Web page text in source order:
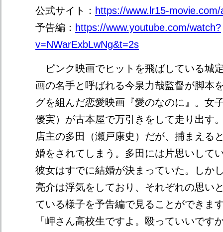
公式サイト： https://www.lr15-
予告編： https://www.youtube.com/watch?
v=NWarExbLwNg&t=2s
ピンク映画でヒットを飛ばしている城
画の名手と呼ばれる今泉力哉監督が脚本
グを組んだ恋愛映画『愛のなのに』。女
優実）が古本屋で万引きをして走り出す
店主の多田（瀬戸康史）だが、捕まえる
婚をされてしまう。多田には片思いして
彼女はすでに結婚が決まっていた。しか
亮介は浮気をしており、それぞれの思い
ている様子を予告編で見ることができま
「岬さん高校生ですよ。殴っていいです